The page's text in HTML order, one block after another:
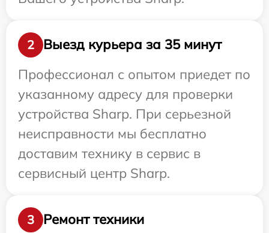
2
Выезд курьера за 35 минут
Профессионал с опытом приедет по
указанному адресу для проверки
устройства Sharp. При серьезной
неисправности мы бесплатно
доставим технику в сервис в
сервисный центр Sharp.
3
Ремонт техники